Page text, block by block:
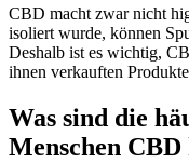
CBD macht zwar nicht
isoliert wurde, können
Deshalb ist es wichtig,
ihnen verkauften
Was sind die
Menschen CBD